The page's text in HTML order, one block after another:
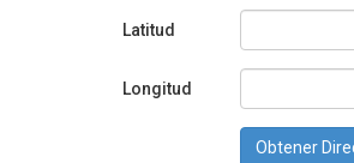
Latitud
Longitud
Obtener